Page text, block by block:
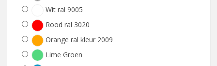
Wit ral 9005
Rood ral 3020
Orange ral kleur 2009
Lime Groen